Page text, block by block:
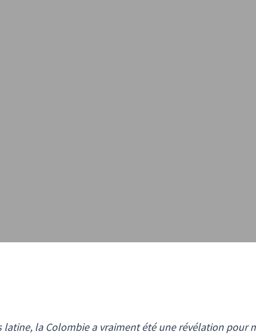
latine, la Colombie a vraiment été une révélation pour